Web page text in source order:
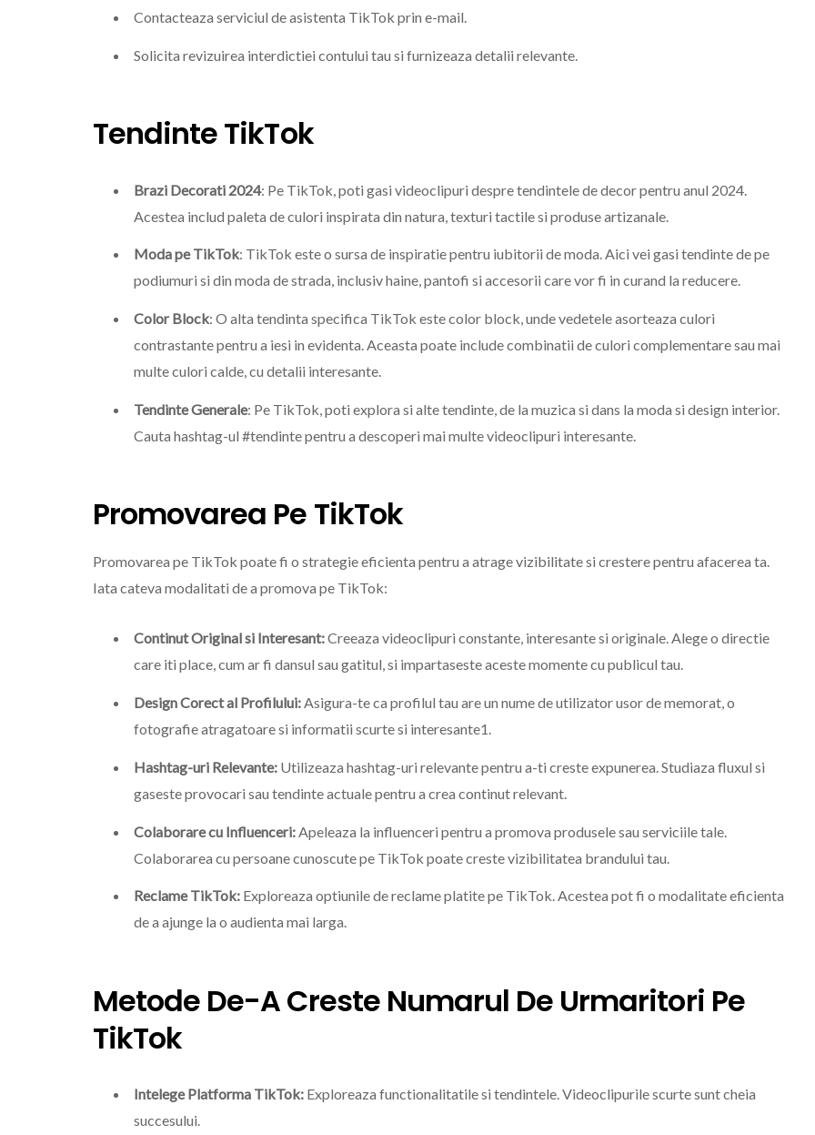
Contacteaza serviciul de asistenta TikTok prin e-mail.
Solicita revizuirea interdictiei contului tau si furnizeaza detalii relevante.
Tendinte TikTok
Brazi Decorati 2024: Pe TikTok, poti gasi videoclipuri despre tendintele de decor pentru anul 2024.
Acestea includ paleta de culori inspirata din natura, texturi tactile si produse artizanale.
Moda pe TikTok: TikTok este o sursa de inspiratie pentru iubitorii de moda. Aici vei gasi tendinte de pe
podiumuri si din moda de strada, inclusiv haine, pantofi si accesorii care vor fi in curand la reducere.
Color Block: O alta tendinta specifica TikTok este color block, unde vedetele asorteaza culori
contrastante pentru a iesi in evidenta. Aceasta poate include combinatii de culori complementare sau mai
multe culori calde, cu detalii interesante.
Tendinte Generale: Pe TikTok, poti explora si alte tendinte, de la muzica si dans la moda si design interior.
Cauta hashtag-ul #tendinte pentru a descoperi mai multe videoclipuri interesante.
Promovarea Pe TikTok
Promovarea pe TikTok poate fi o strategie eficienta pentru a atrage vizibilitate si crestere pentru afacerea ta.
Iata cateva modalitati de a promova pe TikTok:
Continut Original si Interesant:Creeaza videoclipuri constante, interesante si originale. Alege o directie
care iti place, cum ar fi dansul sau gatitul, si impartaseste aceste momente cu publicul tau.
Design Corect al Profilului:Asigura-te ca profilul tau are un nume de utilizator usor de memorat, o
fotografie atragatoare si informatii scurte si interesante1.
Hashtag-uri Relevante: Utilizeaza hashtag-uri relevante pentru a-ti creste expunerea. Studiaza fluxul si
gaseste provocari sau tendinte actuale pentru a crea continut relevant.
Colaborare cu Influenceri: Apeleaza la influenceri pentru a promova produsele sau serviciile tale.
Colaborarea cu persoane cunoscute pe TikTok poate creste vizibilitatea brandului tau.
Reclame TikTok: Exploreaza optiunile de reclame platite pe TikTok. Acestea pot fi o modalitate eficienta
de a ajunge la o audienta mai larga.
Metode De-A Creste Numarul De Urmaritori Pe
TikTok
Intelege Platforma TikTok: Exploreaza functionalitatile si tendintele. Videoclipurile scurte sunt cheia
succesului.